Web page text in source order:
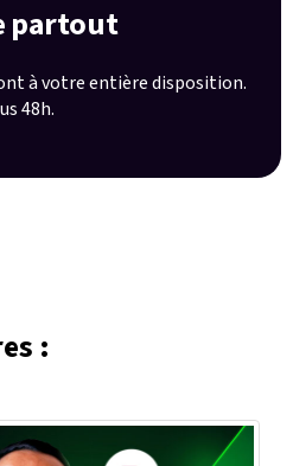
partout
à votre entière disposition.
48h.
: